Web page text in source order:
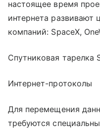
настоящее время
интернета развивают
компаний: SpaceX,
Спутниковая тарелка
Интернет-протоколы
Для перемещения
требуются